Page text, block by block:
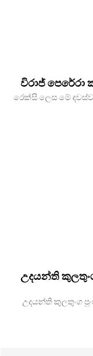
විරාජ්
රෙක්සි ලෙස මේ
උදයන්ති
උදයන්ති කුලතුංග